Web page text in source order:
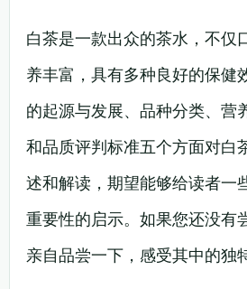
白茶是一款出众的茶水，不仅
养丰富，具有多种良好的保健
的起源与发展、品种分类、营
和品质评判标准五个方面对白
述和解读，期望能够给读者一
重要性的启示。如果您还没有
亲自品尝一下，感受其中的独